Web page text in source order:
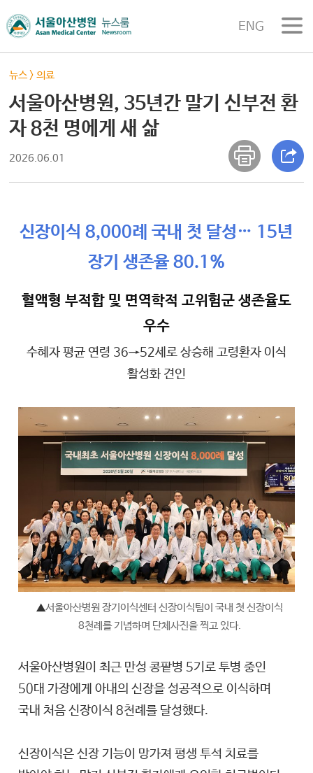
ENG
뉴스 >의료
서울아산병원, 35년간 말기 신부전 환
자 8천 명에게 새 삶
2026.06.01
신장이식 8,000례 국내 첫 달성… 15년
장기 생존율 80.1%
혈액형 부적합 및 면역학적 고위험군 생존율도
우수
수혜자 평균 연령 36→52세로 상승해 고령환자 이식
활성화 견인
▲서울아산병원 장기이식센터 신장이식팀이 국내 첫 신장이식
8천례를 기념하며 단체사진을 찍고 있다.
서울아산병원이 최근 만성 콩팥병 5기로 투병 중인
50대 가장에게 아내의 신장을 성공적으로 이식하며
국내 처음 신장이식 8천례를 달성했다.
신장이식은 신장 기능이 망가져 평생 투석 치료를